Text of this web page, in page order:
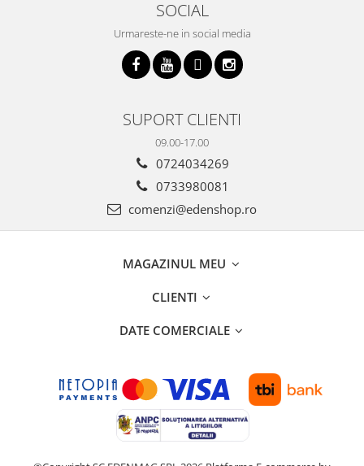
SOCIAL
Urmareste-ne in social media
SUPORT CLIENTI
09.00-17.00
0724034269
0733980081
comenzi@edenshop.ro
MAGAZINUL MEU
CLIENTI
DATE COMERCIALE